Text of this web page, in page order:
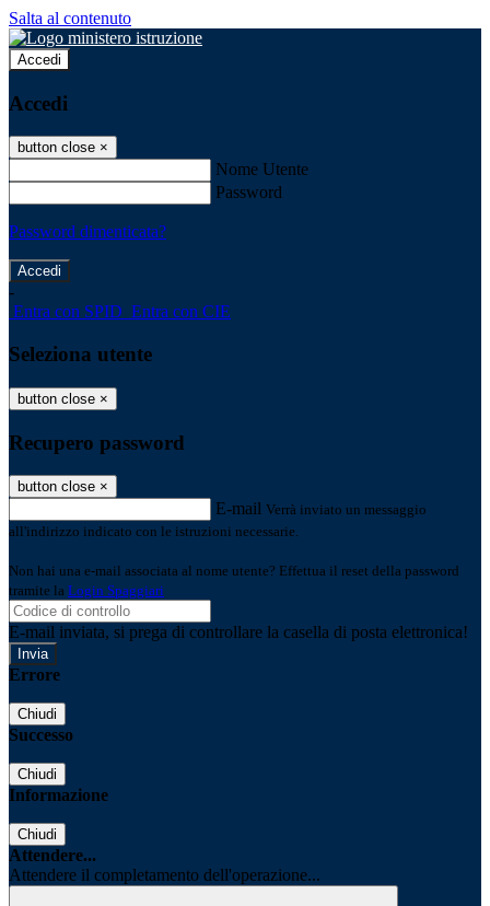
Salta al contenuto
Accedi
Accedi
button close ×
Nome Utente
Password
Password dimenticata?
-
Entra con SPID Entra con CIE
Seleziona utente
button close ×
Recupero password
button close ×
E-mail Verrà inviato un messaggio
all'indirizzo indicato con le istruzioni necessarie.
Non hai una e-mail associata al nome utente? Effettua il reset della password
tramite la Login Spaggiari
E-mail inviata, si prega di controllare la casella di posta elettronica!
Errore
Chiudi
Successo
Chiudi
Informazione
Chiudi
Attendere...
Attendere il completamento dell'operazione...